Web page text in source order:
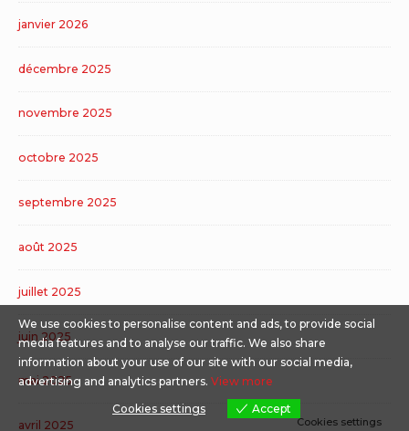
janvier 2026
décembre 2025
novembre 2025
octobre 2025
septembre 2025
août 2025
juillet 2025
juin 2025
mai 2025
avril 2025
We use cookies to personalise content and ads, to provide social
media features and to analyse our traffic. We also share
information about your use of our site with our social media,
advertising and analytics partners. View more
Cookies settings
Accept
Cookies settings